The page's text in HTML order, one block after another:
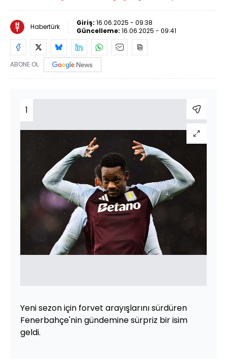
Habertürk Giriş: 16.06.2025 - 09:38
Güncelleme: 16.06.2025 - 09:41
ABONE OL
1
Yeni sezon için forvet arayışlarını sürdüren
Fenerbahçe'nin gündemine sürpriz bir isim
geldi.